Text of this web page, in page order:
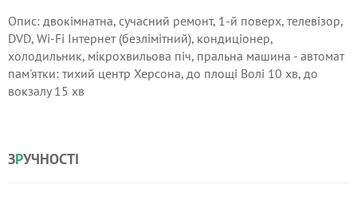
Опис: двокімнатна, сучасний ремонт, 1-й поверх, телевізор,
DVD, Wi-Fi Інтернет (безлімітний), кондиціонер,
холодильник, мікрохвильова піч, пральна машина - автомат
пам'ятки: тихий центр Херсона, до площі Волі 10 хв, до
вокзалу 15 хв
ЗРУЧНОСТІ